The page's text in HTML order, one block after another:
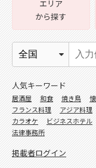
エリア
から探す
人気キーワード
居酒屋 和食 焼き鳥
フランス料理
アジア料理
カラオケ
ビジネスホテル
法律事務所
掲載者ログイン